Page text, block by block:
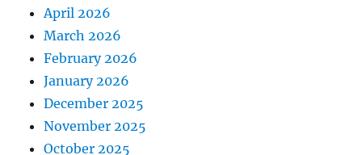
April 2026
March 2026
February 2026
January 2026
December 2025
November 2025
October 2025